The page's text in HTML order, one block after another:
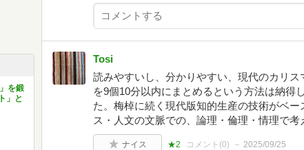
を鍛
」と
Tosi
読みやすいし、分かりやすい、現代のカリ
を9個10分以内にまとめるという方法は納得
た。梅棹に続く現代版知的生産の技術がベ
ス・人文の文脈での、論理・倫理・情理で考
ナイス ★2 コメント(0) 2025/09/25